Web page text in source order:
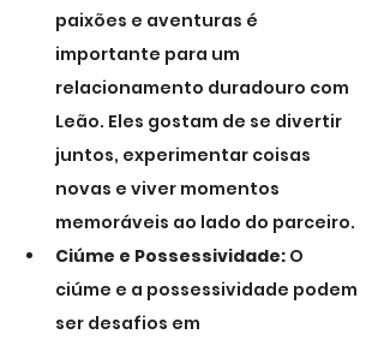
paixões e aventuras é
importante para um
relacionamento duradouro com
Leão. Eles gostam de se divertir
juntos, experimentar coisas
novas e viver momentos
memoráveis ao lado do parceiro.
Ciúme e Possessividade: O
ciúme e a possessividade podem
ser desafios em